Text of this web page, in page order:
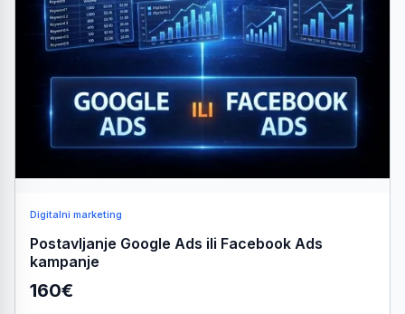
Digitalni marketing
Postavljanje Google Ads ili Facebook Ads
kampanje
160€